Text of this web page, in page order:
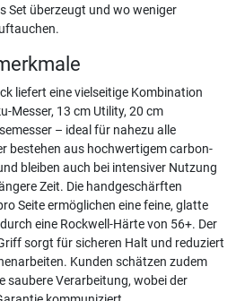
Set überzeugt und wo weniger
liefert eine vielseitige Kombination
Messer, 13 cm Utility, 20 cm
– ideal für nahezu alle
bestehen aus hochwertigem carbon-
bleiben auch bei intensiver Nutzung
Zeit. Die handgeschärften
Seite ermöglichen eine feine, glatte
eine Rockwell-Härte von 56+. Der
sorgt für sicheren Halt und reduziert
Kunden schätzen zudem
saubere Verarbeitung, wobei der